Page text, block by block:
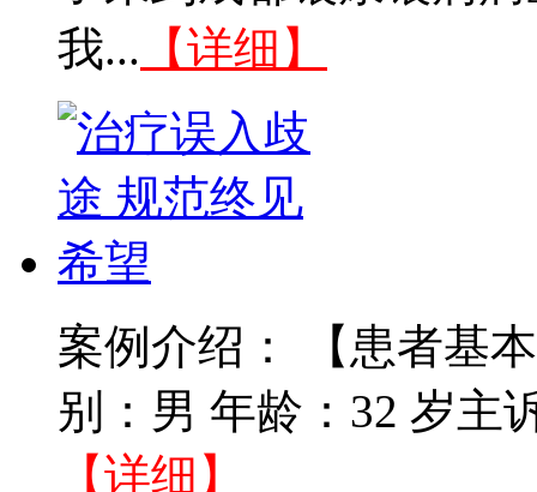
我... 【详细】
案例介绍： 【患者基
别：男 年龄：32 岁主
【详细】